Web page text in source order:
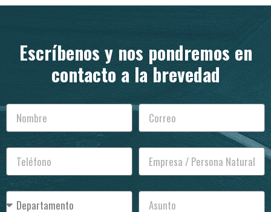
Escríbenos y nos pondremos en
contacto a la brevedad